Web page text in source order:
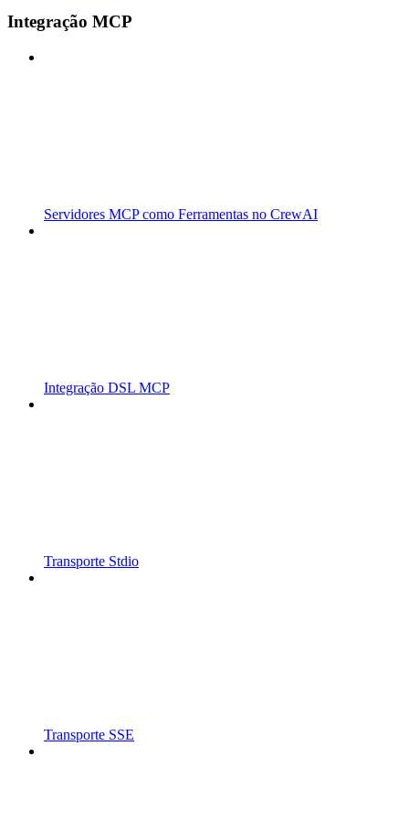
Integração MCP
Servidores MCP como Ferramentas no CrewAI
Integração DSL MCP
Transporte Stdio
Transporte SSE